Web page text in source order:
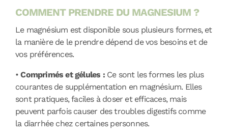
COMMENT PRENDRE DU MAGNESIUM ?
Le magnésium est disponible sous plusieurs formes, et
la manière de le prendre dépend de vos besoins et de
vos préférences.
• Comprimés et gélules :Ce sont les formes les plus
courantes de supplémentation en magnésium. Elles
sont pratiques, faciles à doser et efficaces, mais
peuvent parfois causer des troubles digestifs comme
la diarrhée chez certaines personnes.